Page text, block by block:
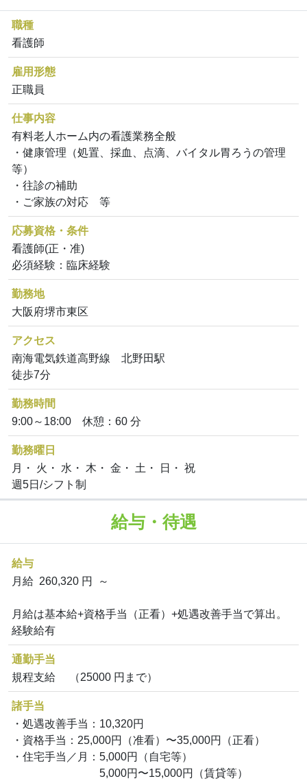
職種
看護師
雇用形態
正職員
仕事内容
有料老人ホーム内の看護業務全般
・健康管理（処置、採血、点滴、バイタル胃ろうの管理
等）
・往診の補助
・ご家族の対応 等
応募資格・条件
看護師(正・准)
必須経験：臨床経験
勤務地
大阪府堺市東区
アクセス
南海電気鉄道高野線 北野田駅
徒歩7分
勤務時間
9:00～18:00 休憩：60 分
勤務曜日
月・ 火・ 水・ 木・ 金・ 土・ 日・ 祝
週5日/シフト制
給与・待遇
給与
月給 260,320 円 ～
月給は基本給+資格手当（正看）+処遇改善手当で算出。
経験給有
通勤手当
規程支給 （25000 円まで）
諸手当
・処遇改善手当：10,320円
・資格手当：25,000円（准看）〜35,000円（正看）
・住宅手当／月：5,000円（自宅等）
5,000円〜15,000円（賃貸等）